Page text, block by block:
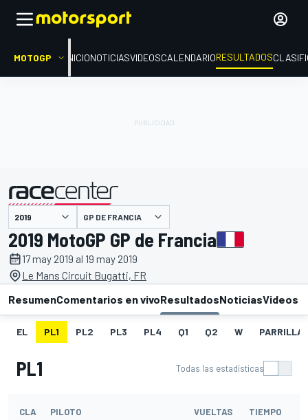
MOTOGP INICIONOTICIASVIDEOSCALENDARIORESULTADOS
presentado por GP DE FRANCIA
2019 MotoGP GP de Francia
17 may 2019 al 19 may 2019
Le Mans Circuit Bugatti, FR
ResumenComentarios en vivoResultadosNoticiasVideos
EL PL1 PL2 PL3 PL4 Q1 Q2 W PARRILLA
PL1 Todas las estadísticas
CLA PILOTO VUELTAS TIEMPO